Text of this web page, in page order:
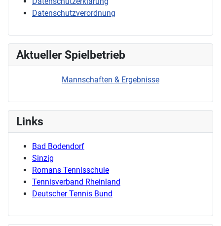
Datenschutzverordnung
Aktueller Spielbetrieb
Mannschaften & Ergebnisse
Links
Bad Bodendorf
Sinzig
Romans Tennisschule
Tennisverband Rheinland
Deutscher Tennis Bund